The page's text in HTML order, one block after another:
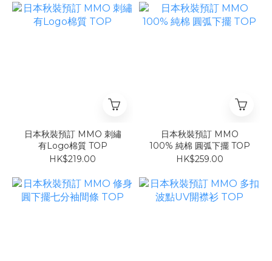
日本秋裝預訂 MMO 刺繡
有Logo棉質 TOP
HK$219.00
日本秋裝預訂 MMO
100% 純棉 圓弧下擺 TOP
HK$259.00